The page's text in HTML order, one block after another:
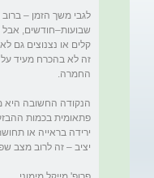
לגבי משך הזמן –
שבועות–חודשים,
קלים או נצנוצים גם
זה לא בהכרח מעיד על
הנקודה החשובה היא
פתאומית בכמות
ירידה בראייה או